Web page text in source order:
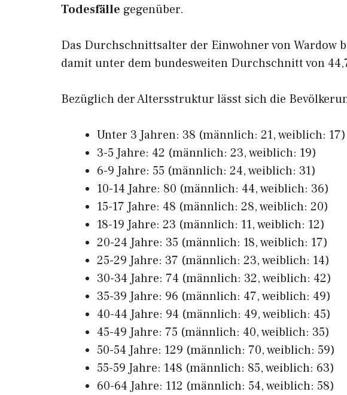
Todesfälle gegenüber.
Das Durchschnittsalter der Einwohner von Wardow
damit unter dem bundesweiten Durchschnitt von
Bezüglich der Altersstruktur lässt sich die
Unter 3 Jahren: 38 (männlich: 21, weiblich: 17)
3-5 Jahre: 42 (männlich: 23, weiblich: 19)
6-9 Jahre: 55 (männlich: 24, weiblich: 31)
10-14 Jahre: 80 (männlich: 44, weiblich: 36)
15-17 Jahre: 48 (männlich: 28, weiblich: 20)
18-19 Jahre: 23 (männlich: 11, weiblich: 12)
20-24 Jahre: 35 (männlich: 18, weiblich: 17)
25-29 Jahre: 37 (männlich: 23, weiblich: 14)
30-34 Jahre: 74 (männlich: 32, weiblich: 42)
35-39 Jahre: 96 (männlich: 47, weiblich: 49)
40-44 Jahre: 94 (männlich: 49, weiblich: 45)
45-49 Jahre: 75 (männlich: 40, weiblich: 35)
50-54 Jahre: 129 (männlich: 70, weiblich: 59)
55-59 Jahre: 148 (männlich: 85, weiblich: 63)
60-64 Jahre: 112 (männlich: 54, weiblich: 58)